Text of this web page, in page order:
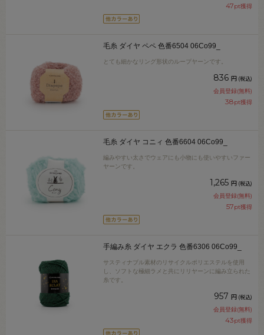
47pt獲得
毛糸 ダイヤ ペペ 色番6504 06Co99_
とても細かなリング形状のループヤーンです。
836 円 (税込)
会員登録(無料)
38pt獲得
毛糸 ダイヤ コニィ 色番6604 06Co99_
編みやすい太さでウェアにも小物にも使いやすいファー
ヤーンです。
1,265 円 (税込)
会員登録(無料)
57pt獲得
手編み糸 ダイヤ エクラ 色番6306 06Co99_
サスティナブル素材のリサイクルポリエステルを使用
し、ソフトな極細ラメと共にリリヤーンに編み立られた
糸です。
957 円 (税込)
会員登録(無料)
43pt獲得